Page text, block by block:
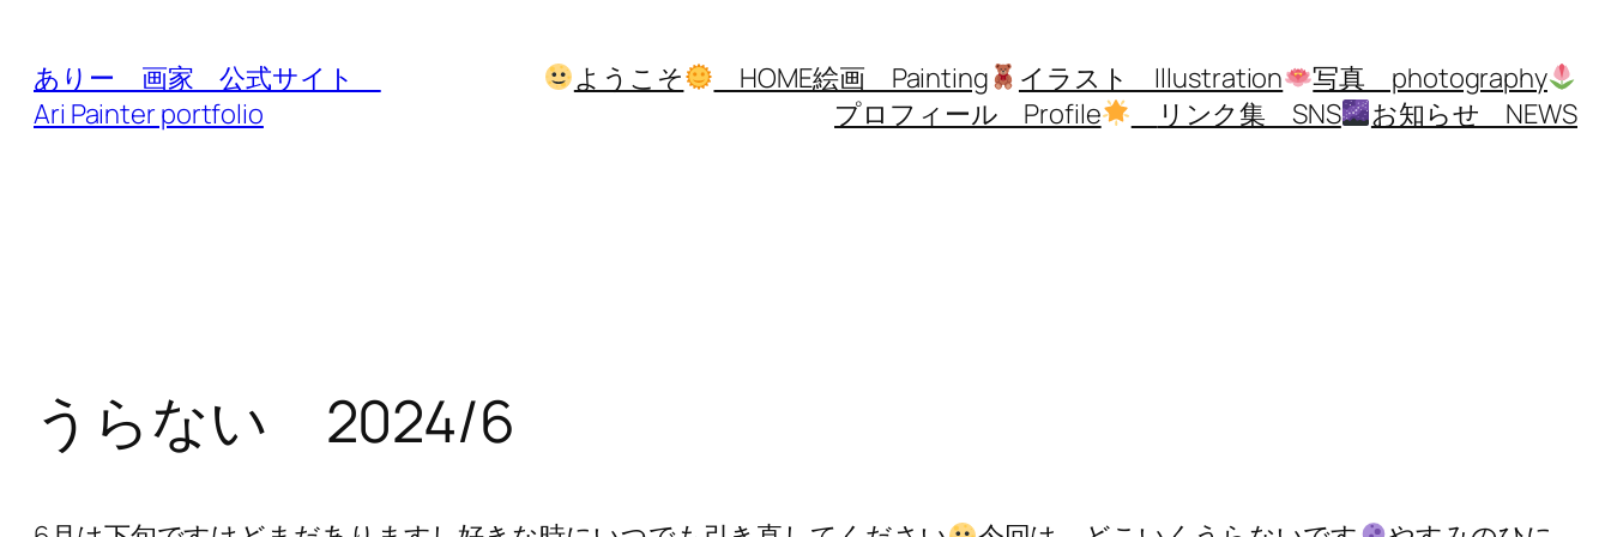
を
ス
ありー 画家 公式サイト
Ari Painter portfolio
ようこそ HOME絵画 Painting イラスト Illustration
写真 photography
プロフィール Profile
リンク集 SNS お知らせ NEWS
うらない 2024/6